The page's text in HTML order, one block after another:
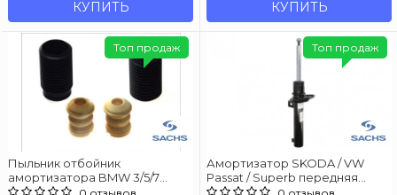
КУПИТЬ КУПИТЬ
Пыльник отбойник
амортизатора BMW 3/5/7
передняя сторона 69-91
Топ продаж
Амортизатор SKODA / VW
Passat / Superb передняя
сторона 05-10 (Gas)
Топ продаж